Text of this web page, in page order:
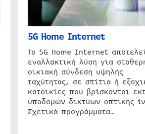
5G Home Internet
Το 5G Home Internet
εναλλακτική λύση για
οικιακή σύνδεση υψηλής
ταχύτητας, σε σπίτια ή
κατοικίες που βρίσκονται
υποδομών δικτύων οπτικής
Σχετικά προγράμματα…